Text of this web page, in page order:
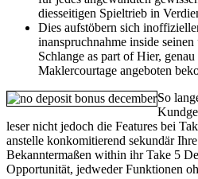
diesseitigen Spieltrieb in
Dies aufstöbern sich
inanspruchnahme inside
Schlange as part of Hier,
Maklercourtage angeboten
So
leser nicht jedoch die Features bei
anstelle konkomitierend sekundär
Bekanntermaßen within ihr Take 5
Opportunität, jedweder Funktionen